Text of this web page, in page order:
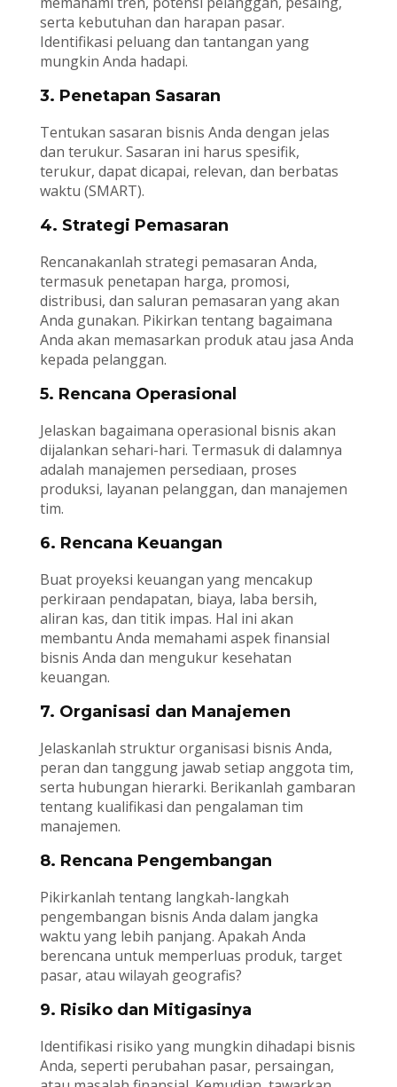
serta kebutuhan dan harapan pasar.
Identifikasi peluang dan tantangan yang
mungkin Anda hadapi.
3. Penetapan Sasaran
Tentukan sasaran bisnis Anda dengan jelas
dan terukur. Sasaran ini harus spesifik,
terukur, dapat dicapai, relevan, dan berbatas
waktu (SMART).
4. Strategi Pemasaran
Rencanakanlah strategi pemasaran Anda,
termasuk penetapan harga, promosi,
distribusi, dan saluran pemasaran yang akan
Anda gunakan. Pikirkan tentang bagaimana
Anda akan memasarkan produk atau jasa Anda
kepada pelanggan.
5. Rencana Operasional
Jelaskan bagaimana operasional bisnis akan
dijalankan sehari-hari. Termasuk di dalamnya
adalah manajemen persediaan, proses
produksi, layanan pelanggan, dan manajemen
tim.
6. Rencana Keuangan
Buat proyeksi keuangan yang mencakup
perkiraan pendapatan, biaya, laba bersih,
aliran kas, dan titik impas. Hal ini akan
membantu Anda memahami aspek finansial
bisnis Anda dan mengukur kesehatan
keuangan.
7. Organisasi dan Manajemen
Jelaskanlah struktur organisasi bisnis Anda,
peran dan tanggung jawab setiap anggota tim,
serta hubungan hierarki. Berikanlah gambaran
tentang kualifikasi dan pengalaman tim
manajemen.
8. Rencana Pengembangan
Pikirkanlah tentang langkah-langkah
pengembangan bisnis Anda dalam jangka
waktu yang lebih panjang. Apakah Anda
berencana untuk memperluas produk, target
pasar, atau wilayah geografis?
9. Risiko dan Mitigasinya
Identifikasi risiko yang mungkin dihadapi bisnis
Anda, seperti perubahan pasar, persaingan,